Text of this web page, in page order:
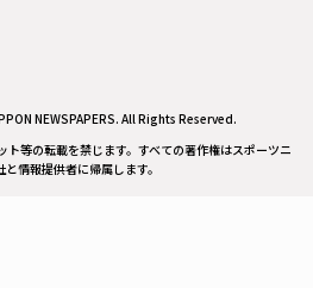
NEWSPAPERS. All Rights Reserved.
等の転載を禁じます。すべての著作権はスポーツニ
と情報提供者に帰属します。